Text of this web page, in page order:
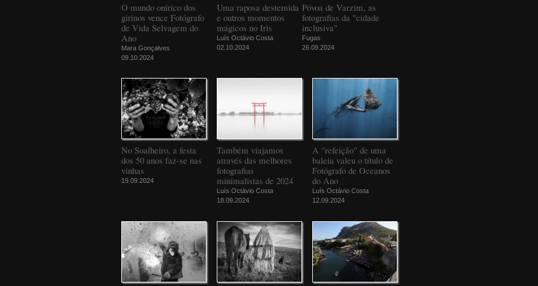
O mundo onírico dos
girinos vence Fotógrafo
de Vida Selvagem do
Ano
Mara Gonçalves
09.10.2024
Uma raposa destemida
e outros momentos
mágicos no Iris
Luís Octávio Costa
02.10.2024
Póvoa de Varzim, as
fotografias da "cidade
inclusiva"
Fugas
26.09.2024
No Soalheiro, a festa
dos 50 anos faz-se nas
vinhas
19.09.2024
Também viajamos
através das melhores
fotografias
minimalistas de 2024
Luís Octávio Costa
18.09.2024
A "refeição" de uma
baleia valeu o título de
Fotógrafo de Oceanos
do Ano
Luís Octávio Costa
12.09.2024